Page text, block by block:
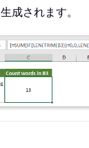
成されます。